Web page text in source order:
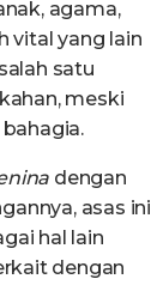
agama,
vital yang lain
satu
meski
dengan
asas ini
hal lain
dengan